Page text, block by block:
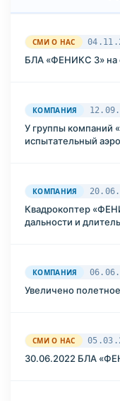
СМИ О НАС
БЛА «ФЕНИКС 3» на
КОМПАНИЯ
У группы компаний
испытательный
КОМПАНИЯ
Квадрокоптер
дальности и
КОМПАНИЯ
Увеличено
СМИ О НАС
30.06.2022 БЛА